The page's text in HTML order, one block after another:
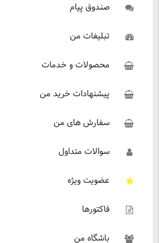
صندوق پیام
تبلیغات من
محصولات و خدمات
پیشنهادات خرید من
سفارش های من
سوالات متداول
عضویت ویژه
فاکتورها
باشگاه من